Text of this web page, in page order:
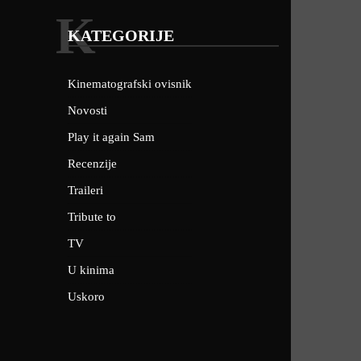
KATEGORIJE
K
Kinematografski ovisnik
Novosti
Play it again Sam
Recenzije
Traileri
Tribute to
TV
U kinima
Uskoro